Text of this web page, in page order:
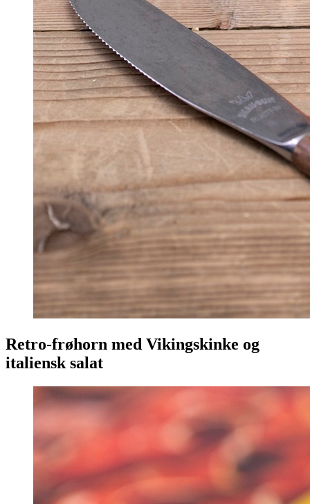
Retro-frøhorn med Vikingskinke og
italiensk salat